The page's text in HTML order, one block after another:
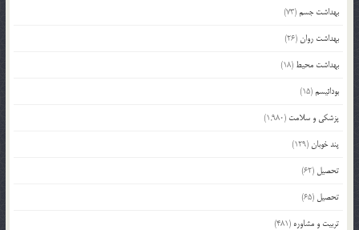
بهداشت جسم(73)
بهداشت روان(26)
بهداشت محیط (18)
بودائیسم(15)
پزشکی و سلامت (1,980)
پند خوبان(129)
تحصیل (62)
تحصیل (65)
تربیت و مشاوره (481)